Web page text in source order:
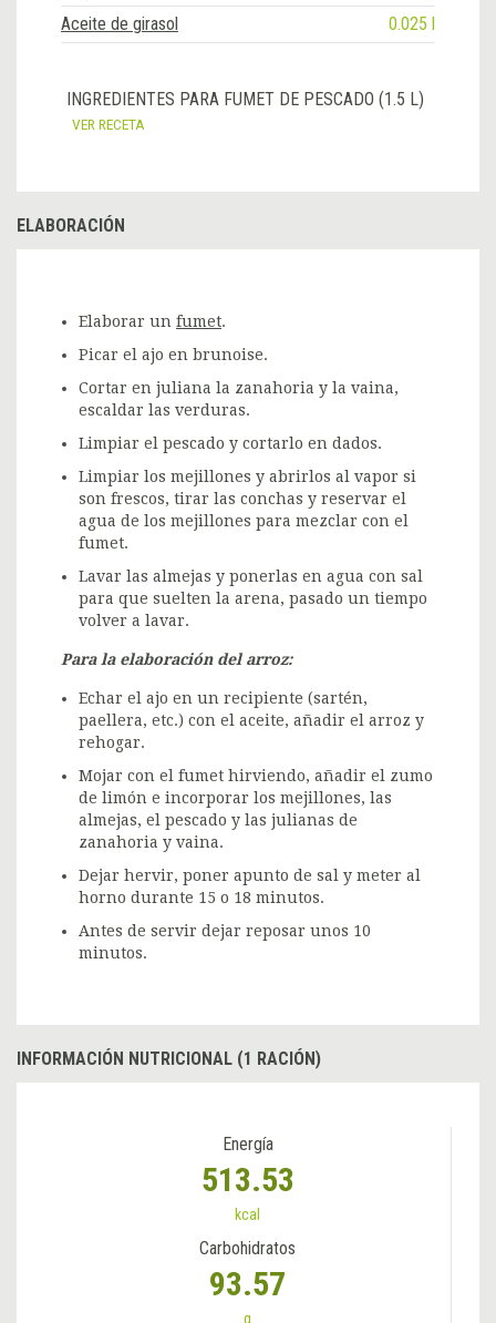
Aceite de girasol
0.025 l
INGREDIENTES PARA FUMET DE PESCADO (1.5 L)
VER RECETA
ELABORACIÓN
Elaborar un fumet.
Picar el ajo en brunoise.
Cortar en juliana la zanahoria y la vaina,
escaldar las verduras.
Limpiar el pescado y cortarlo en dados.
Limpiar los mejillones y abrirlos al vapor si
son frescos, tirar las conchas y reservar el
agua de los mejillones para mezclar con el
fumet.
Lavar las almejas y ponerlas en agua con sal
para que suelten la arena, pasado un tiempo
volver a lavar.
Para la elaboración del arroz:
Echar el ajo en un recipiente (sartén,
paellera, etc.) con el aceite, añadir el arroz y
rehogar.
Mojar con el fumet hirviendo, añadir el zumo
de limón e incorporar los mejillones, las
almejas, el pescado y las julianas de
zanahoria y vaina.
Dejar hervir, poner apunto de sal y meter al
horno durante 15 o 18 minutos.
Antes de servir dejar reposar unos 10
minutos.
INFORMACIÓN NUTRICIONAL (1 RACIÓN)
Energía
513.53
kcal
Carbohidratos
93.57
g